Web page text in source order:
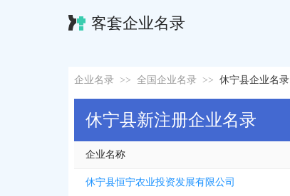
客套企业名录
企业名录 >> 全国企业名录 >> 休宁县企业名录
休宁县新注册企业名录
企业名称
休宁县恒宁农业投资发展有限公司